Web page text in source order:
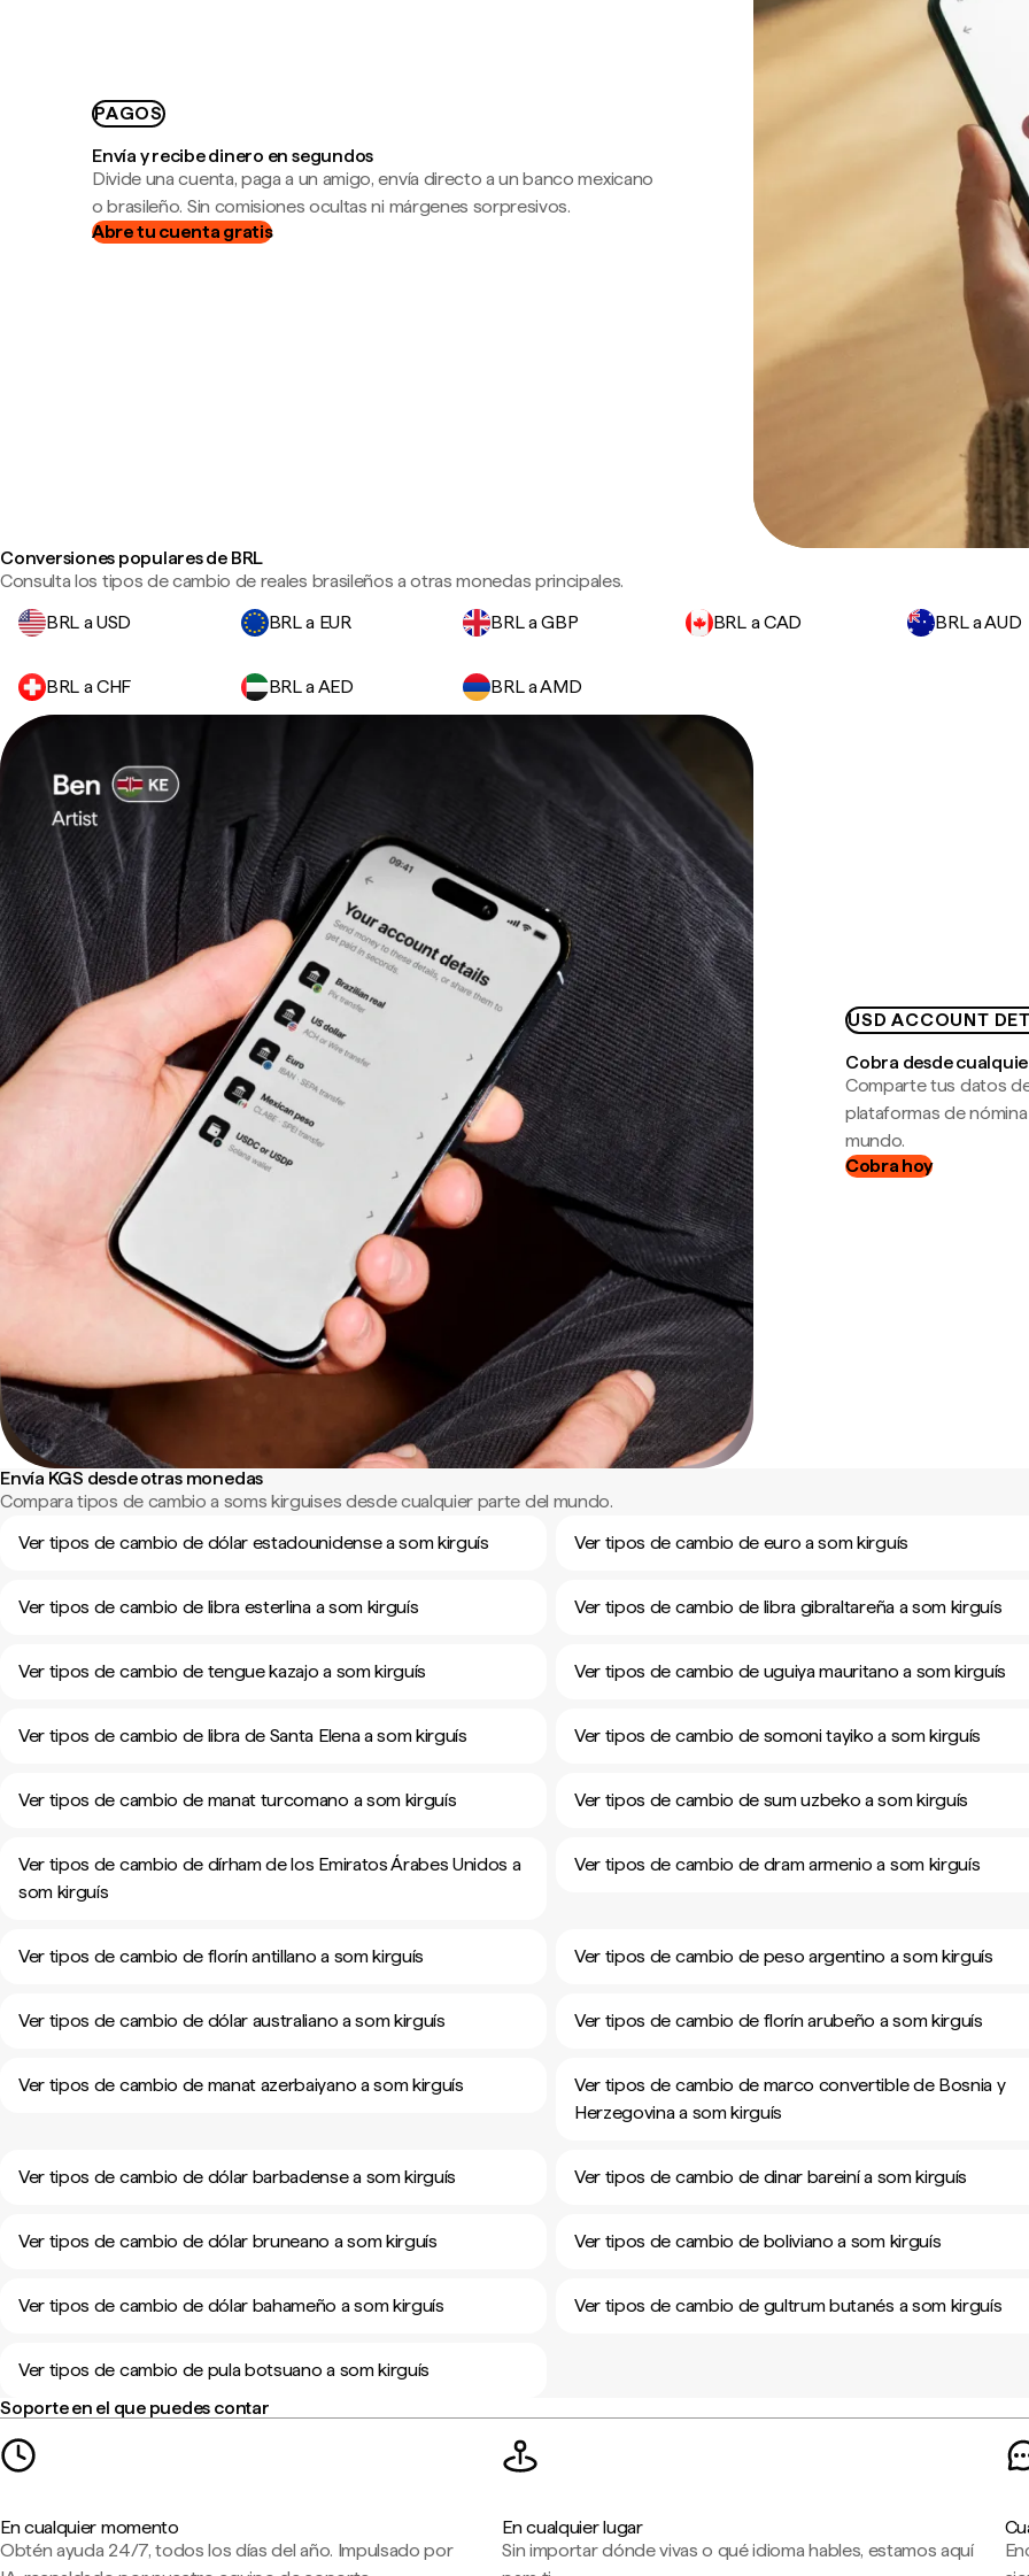
PAGOS
Envía y recibe dinero en segundos
Divide una cuenta, paga a un amigo, envía directo a un banco mexicano
o brasileño. Sin comisiones ocultas ni márgenes sorpresivos.
Abre tu cuenta gratis
Conversiones populares de BRL
Consulta los tipos de cambio de reales brasileños a otras monedas principales.
BRL a USD
BRL a EUR BRL a GBP BRL a CAD BRL a AUD
BRL a CHF BRL a AED BRL a AMD
USD ACCOUNT
Cobra desde
Comparte tus datos
plataformas de
mundo.
Cobra hoy
Envía KGS desde otras monedas
Compara tipos de cambio a soms kirguises desde cualquier parte del mundo.
Ver tipos de cambio de dólar estadounidense a som kirguís
Ver tipos de cambio de euro a som kirguís
Ver tipos de cambio de libra esterlina a som kirguís Ver tipos de cambio de libra gibraltareña a som kirguís
Ver tipos de cambio de tengue kazajo a som kirguís Ver tipos de cambio de uguiya mauritano a som kirguís
Ver tipos de cambio de libra de Santa Elena a som kirguís Ver tipos de cambio de somoni tayiko a som kirguís
Ver tipos de cambio de manat turcomano a som kirguís Ver tipos de cambio de sum uzbeko a som kirguís
Ver tipos de cambio de dírham de los Emiratos Árabes Unidos a
som kirguís
Ver tipos de cambio de dram armenio a som kirguís
Ver tipos de cambio de florín antillano a som kirguís Ver tipos de cambio de peso argentino a som kirguís
Ver tipos de cambio de dólar australiano a som kirguís Ver tipos de cambio de florín arubeño a som kirguís
Ver tipos de cambio de manat azerbaiyano a som kirguís
Ver tipos de cambio de marco convertible de Bosnia y
Herzegovina a som kirguís
Ver tipos de cambio de dólar barbadense a som kirguís Ver tipos de cambio de dinar bareiní a som kirguís
Ver tipos de cambio de dólar bruneano a som kirguís Ver tipos de cambio de boliviano a som kirguís
Ver tipos de cambio de dólar bahameño a som kirguís Ver tipos de cambio de gultrum butanés a som kirguís
Ver tipos de cambio de pula botsuano a som kirguís
Soporte en el que puedes contar
En cualquier momento
Obtén ayuda 24/7, todos los días del año. Impulsado por
En cualquier lugar
Sin importar dónde vivas o qué idioma hables, estamos aquí